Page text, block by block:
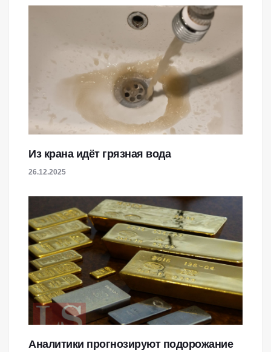
Из крана идёт грязная вода
26.12.2025
Аналитики прогнозируют подорожание